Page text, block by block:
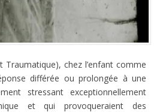
Traumatique), chez l’enfant comme
différée ou prolongée à une
stressant exceptionnellement
et qui provoqueraient des